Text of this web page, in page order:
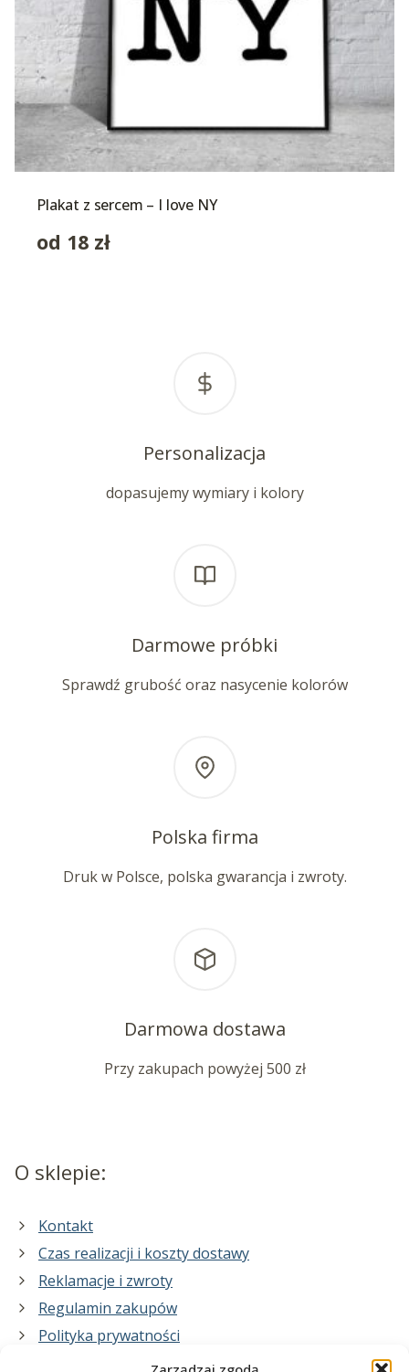
Plakat z sercem – I love NY
od 18 zł
Personalizacja
dopasujemy wymiary i kolory
Darmowe próbki
Sprawdź grubość oraz nasycenie kolorów
Polska firma
Druk w Polsce, polska gwarancja i zwroty.
Darmowa dostawa
Przy zakupach powyżej 500 zł
O sklepie:
Kontakt
Czas realizacji i koszty dostawy
Reklamacje i zwroty
Regulamin zakupów
Polityka prywatności